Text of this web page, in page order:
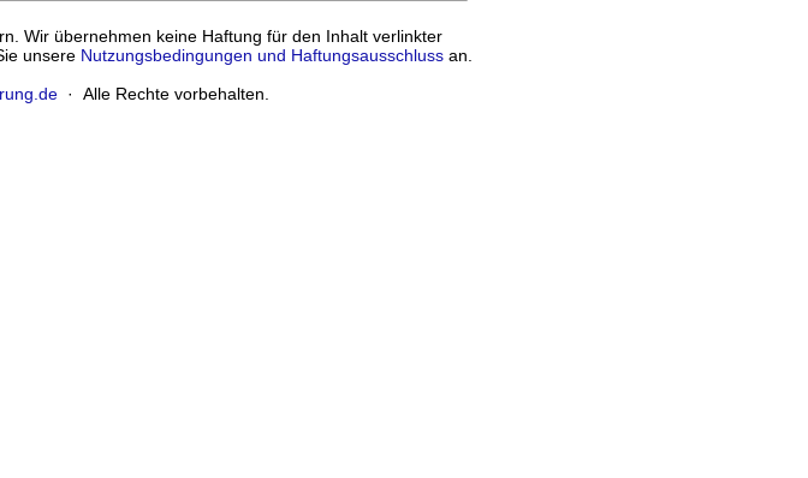
Wir übernehmen keine Haftung für den Inhalt verlinkter
unsere Nutzungsbedingungen und Haftungsausschlussan.
· Alle Rechte vorbehalten.